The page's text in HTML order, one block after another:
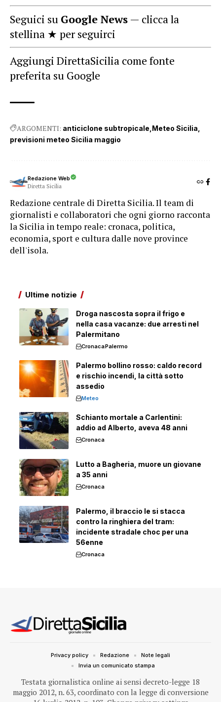
Seguici su Google News — clicca la
stellina ★ per seguirci
Aggiungi DirettaSicilia come fonte
preferita su Google
ARGOMENTI: anticiclone subtropicale Meteo Sicilia
previsioni meteo Sicilia maggio
Redazione Web
Diretta Sicilia
Redazione centrale di Diretta Sicilia. Il team di
giornalisti e collaboratori che ogni giorno racconta
la Sicilia in tempo reale: cronaca, politica,
economia, sport e cultura dalle nove province
dell'isola.
Ultime notizie
Droga nascosta sopra il frigo e
nella casa vacanze: due arresti nel
Palermitano
CronacaPalermo
Palermo bollino rosso: caldo record
e rischio incendi, la città sotto
assedio
Meteo
Schianto mortale a Carlentini:
addio ad Alberto, aveva 48 anni
Cronaca
Lutto a Bagheria, muore un giovane
a 35 anni
Cronaca
Palermo, il braccio le si stacca
contro la ringhiera del tram:
incidente stradale choc per una
56enne
Cronaca
Testata giornalistica online ai sensi decreto-legge 18
maggio 2012, n. 63, coordinato con la legge di conversione
Privacy policy Redazione
Note legali
Invia un comunicato stampa